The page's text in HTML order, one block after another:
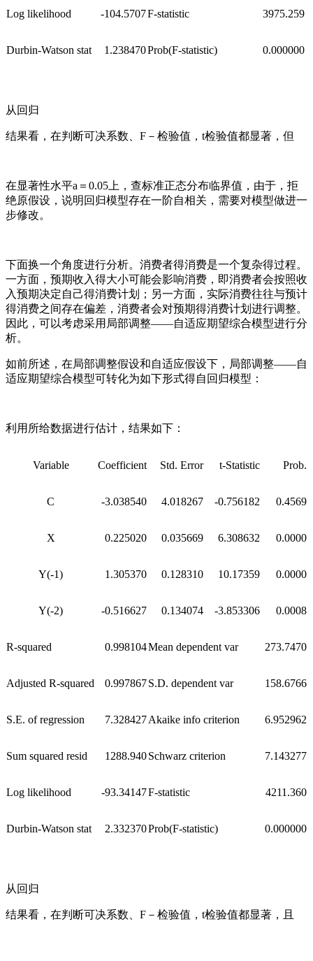
Log likelihood -104.5707F-statistic 3975.259
Durbin-Watson stat 1.238470Prob(F-statistic) 0.000000
从回归
结果看，在判断可决系数、F－检验值，t检验值都显著，但
在显著性水平a＝0.05上，查标准正态分布临界值 ，由于 ，拒
绝原假设 ，说明回归模型存在一阶自相关，需要对模型做进一
步修改。
下面换一个角度进行分析。消费者得消费是一个复杂得过程。
一方面，预期收入得大小可能会影响消费，即消费者会按照收
入预期决定自己得消费计划；另一方面，实际消费往往与预计
得消费之间存在偏差，消费者会对预期得消费计划进行调整。
因此，可以考虑采用局部调整——自适应期望综合模型进行分
析。
如前所述，在局部调整假设和自适应假设下，局部调整——自
适应期望综合模型可转化为如下形式得自回归模型：
利用所给数据进行估计，结果如下：
Variable Coefficient Std. Error t-Statistic Prob.
C -3.038540 4.018267 -0.756182 0.4569
X 0.225020 0.035669 6.308632 0.0000
Y(-1) 1.305370 0.128310 10.17359 0.0000
Y(-2) -0.516627 0.134074 -3.853306 0.0008
R-squared 0.998104Mean dependent var 273.7470
Adjusted R-squared 0.997867S.D. dependent var 158.6766
S.E. of regression 7.328427Akaike info criterion 6.952962
Sum squared resid 1288.940Schwarz criterion 7.143277
Log likelihood -93.34147F-statistic 4211.360
Durbin-Watson stat 2.332370Prob(F-statistic) 0.000000
从回归
结果看，在判断可决系数、F－检验值，t检验值都显著，且